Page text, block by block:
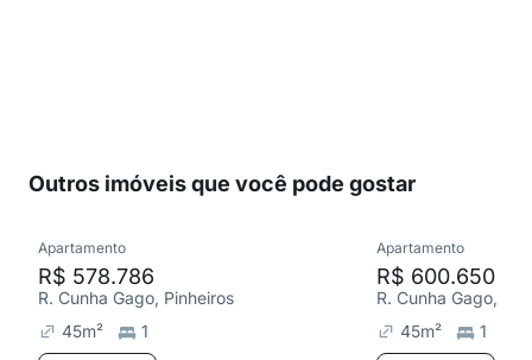
Outros imóveis que você pode gostar
Apartamento
R$ 578.786
R. Cunha Gago, Pinheiros
45m²
1
Apartamento
R$ 600.650
R. Cunha Gago,
45m²
1